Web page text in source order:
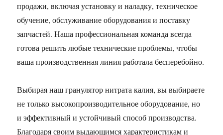
продажи, включая установку и наладку, техническое
обучение, обслуживание оборудования и поставку
запчастей. Наша профессиональная команда всегда
готова решить любые технические проблемы, чтобы
ваша производственная линия работала бесперебойно.
Выбирая наш гранулятор нитрата калия, вы выбираете
не только высокопроизводительное оборудование, но
и эффективный и устойчивый способ производства.
Благодаря своим выдающимся характеристикам и